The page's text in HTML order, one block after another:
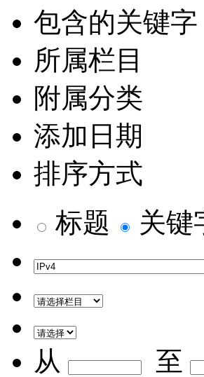
包含的关键字
所属栏目
附属分类
添加日期
排序方式
标题
关键
从 至